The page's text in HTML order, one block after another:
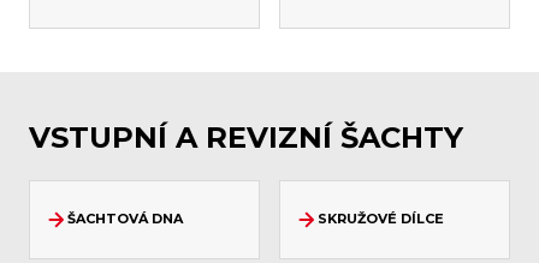
VSTUPNÍ A REVIZNÍ ŠACHTY
ŠACHTOVÁ DNA SKRUŽOVÉ DÍLCE